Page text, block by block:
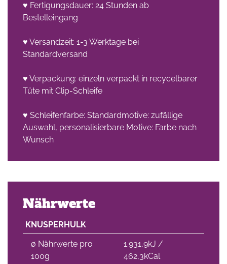
♥ Fertigungsdauer: 24 Stunden ab
Bestelleingang
♥ Versandzeit: 1-3 Werktage bei
Standardversand
♥ Verpackung: einzeln verpackt in recycelbarer
Tüte mit Clip-Schleife
♥ Schleifenfarbe: Standardmotive: zufällige
Auswahl, personalisierbare Motive: Farbe nach
Wunsch
Nährwerte
KNUSPERHULK
∅ Nährwerte pro
100g
1.931,9kJ /
462,3kCal